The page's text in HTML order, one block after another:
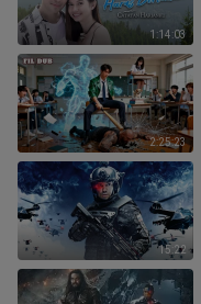
1:14:03
2:25:23
15:22